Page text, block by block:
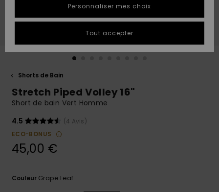
tailles
conversation
plus rapide
à votre
Démarrer
aux
Shorts de Bain
Stretch Piped Volley 16"
Short de bain Vert Homme
4.5
(4 Avis)
ECO-BONUS
45,00 €
Couleur Grape Leaf
Personnaliser mes choix
Tout accepter